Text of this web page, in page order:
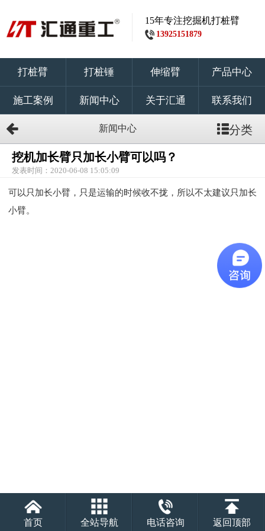
15年专注挖掘机打桩臂
13925151879
打桩臂 打桩锤 伸缩臂 产品中心
施工案例 新闻中心 关于汇通 联系我们
新闻中心 分类
挖机加长臂只加长小臂可以吗？
发表时间：2020-06-08 15:05:09
可以只加长小臂，只是运输的时候收不拢，所以不太建议只加长
小臂。
首页 全站导航 电话咨询 返回顶部